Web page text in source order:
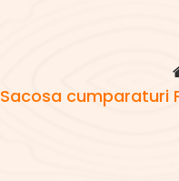
Sacosa cumparaturi